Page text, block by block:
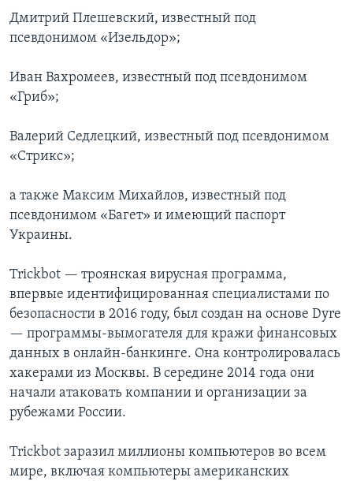
Дмитрий Плешевский, известный под
псевдонимом «Изельдор»;
Иван Вахромеев, известный под псевдонимом
«Гриб»;
Валерий Седлецкий, известный под псевдонимом
«Стрикс»;
а также Максим Михайлов, известный под
псевдонимом «Багет» и имеющий паспорт
Украины.
Trickbot — троянская вирусная программа,
впервые идентифицированная специалистами по
безопасности в 2016 году, был создан на основе Dyre
— программы-вымогателя для кражи финансовых
данных в онлайн-банкинге. Она контролировалась
хакерами из Москвы. В середине 2014 года они
начали атаковать компании и организации за
рубежами России.
Trickbot заразил миллионы компьютеров во всем
мире, включая компьютеры американских